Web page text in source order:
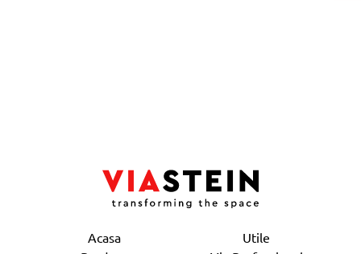
Acasa
Utile